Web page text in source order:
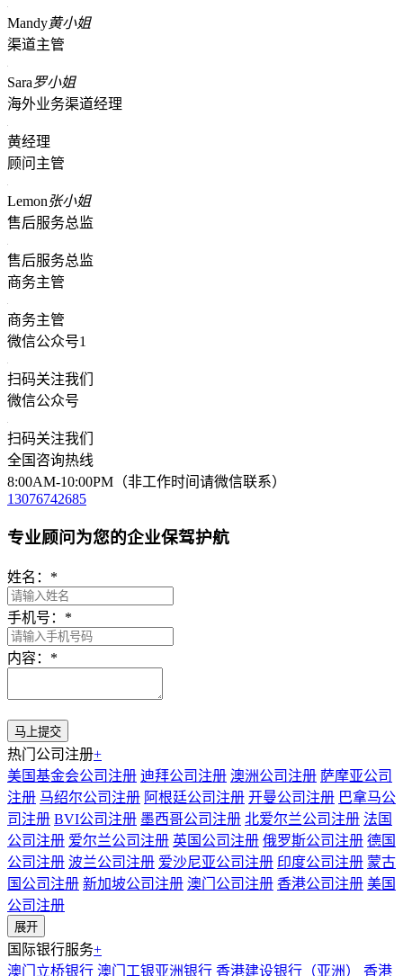
Mandy黄小姐
渠道主管
Sara罗小姐
海外业务渠道经理
黄经理
顾问主管
Lemon张小姐
售后服务总监
售后服务总监
商务主管
商务主管
微信公众号1
扫码关注我们
微信公众号
扫码关注我们
全国咨询热线
8:00AM-10:00PM（非工作时间请微信联系）
13076742685
专业顾问为您的企业保驾护航
姓名： *
手机号： *
内容： *
热门公司注册+
美国基金会公司注册 迪拜公司注册 澳洲公司注册 萨摩亚公司
注册 马绍尔公司注册 阿根廷公司注册 开曼公司注册 巴拿马公
司注册 BVI公司注册 墨西哥公司注册 北爱尔兰公司注册 法国
公司注册 爱尔兰公司注册 英国公司注册 俄罗斯公司注册 德国
公司注册 波兰公司注册 爱沙尼亚公司注册 印度公司注册 蒙古
国公司注册 新加坡公司注册 澳门公司注册 香港公司注册 美国
公司注册
展开
国际银行服务+
澳门立桥银行 澳门工银亚洲银行 香港建设银行（亚洲） 香港